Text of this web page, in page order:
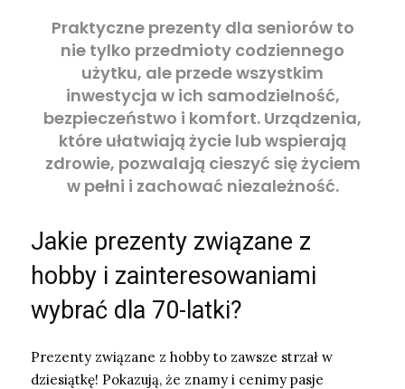
Praktyczne prezenty dla seniorów to
nie tylko przedmioty codziennego
użytku, ale przede wszystkim
inwestycja w ich samodzielność,
bezpieczeństwo i komfort. Urządzenia,
które ułatwiają życie lub wspierają
zdrowie, pozwalają cieszyć się życiem
w pełni i zachować niezależność.
Jakie prezenty związane z
hobby i zainteresowaniami
wybrać dla 70-latki?
Prezenty związane z hobby to zawsze strzał w
dziesiątkę! Pokazują, że znamy i cenimy pasje